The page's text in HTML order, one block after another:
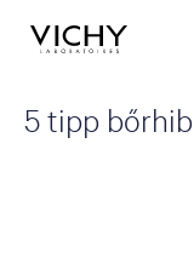
5 tipp